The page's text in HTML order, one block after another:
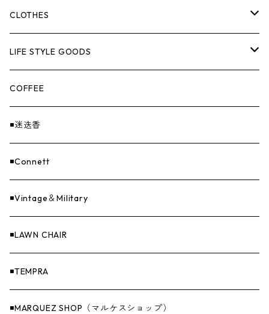
HANGBURGER（ハングバーガー）
EX-GATE（エクスゲート）
Others（その他）
COLLABORATION
UNITIUM.
THE UNFORM STORE オリジナル
ランタン＆ライト
クッカー＆カトラリー
バーナー
焚火
寝具
ファニチャー
収納
ナイフ＆アックス
燃料
CLOTHES
TOPS
PANTS
CAP
GOODS
バンダナ＆手ぬぐい
LIFE STYLE GOODS
ステッカー
COFFEE
◾️迷迭香
◾️Connett
◾️Vintage＆Military
◾️LAWN CHAIR
◾️TEMPRA
◾️MARQUEZ SHOP（マルケスショップ）